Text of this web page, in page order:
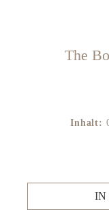
The
Inhalt:
IN